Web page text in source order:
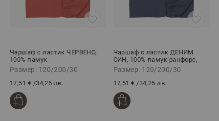
Чаршаф с ластик ЧЕРВЕНО,
100% памук
ранфорс,120/200/30
Размер: 120/200/30
17,51 € /34,25 лв.
Чаршаф с ластик ДЕНИМ
СИН, 100% памук ранфорс,
120/200/30 см
Размер: 120/200/30
17,51 € /34,25 лв.